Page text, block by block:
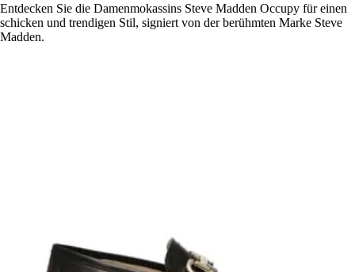
Entdecken Sie die Damenmokassins Steve Madden Occupy für einen
schicken und trendigen Stil, signiert von der berühmten Marke Steve
Madden.